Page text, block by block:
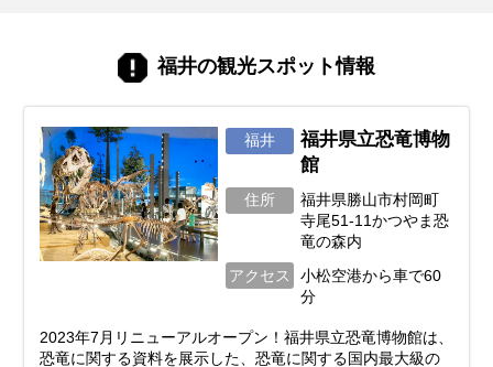
福井の観光スポット情報
福井
福井県立恐竜博物
館
住所
福井県勝山市村岡町
寺尾51-11かつやま恐
竜の森内
アクセス
小松空港から車で60
分
2023年7月リニューアルオープン！福井県立恐竜博物館は、
恐竜に関する資料を展示した、恐竜に関する国内最大級の